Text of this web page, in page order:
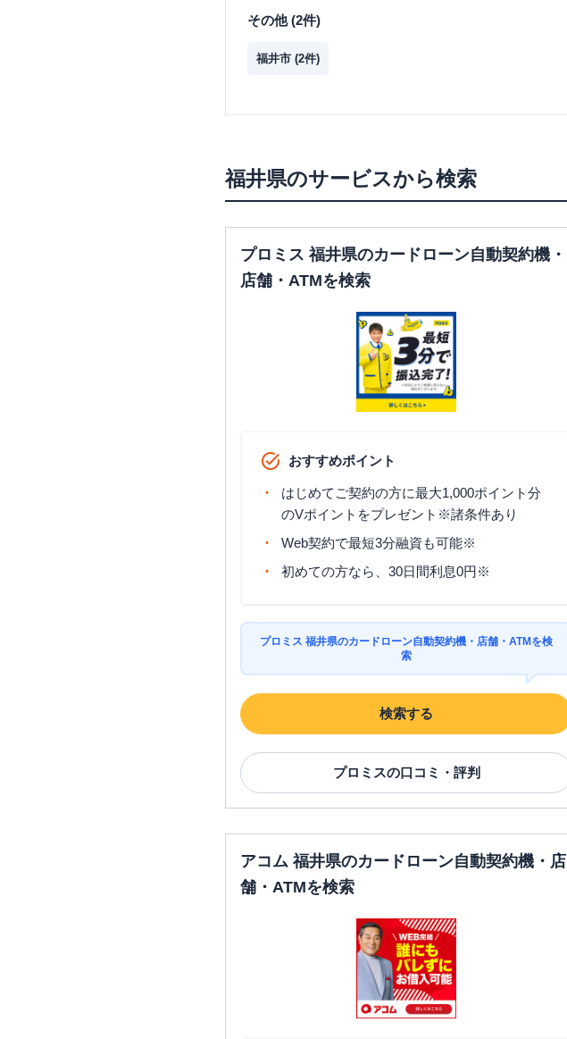
その他(2件)
福井市 (2件)
福井県のサービスから検索
プロミス 福井県のカードローン自動契約機・
店舗・ATMを検索
おすすめポイント
はじめてご契約の方に最大1,000ポイント分
のVポイントをプレゼント※諸条件あり
Web契約で最短3分融資も可能※
初めての方なら、30日間利息0円※
プロミス 福井県のカードローン自動契約機・店舗・ATMを検
索
検索する
プロミスの口コミ・評判
アコム 福井県のカードローン自動契約機・店
舗・ATMを検索